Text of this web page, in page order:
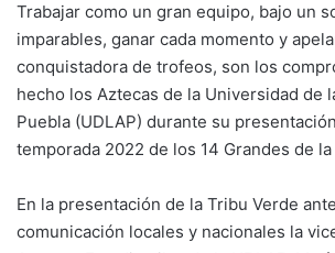
Trabajar como un gran equipo, bajo un
imparables, ganar cada momento y
conquistadora de trofeos, son los
hecho los Aztecas de la Universidad de
Puebla (UDLAP) durante su
temporada 2022 de los 14 Grandes de la
En la presentación de la Tribu Verde
comunicación locales y nacionales la